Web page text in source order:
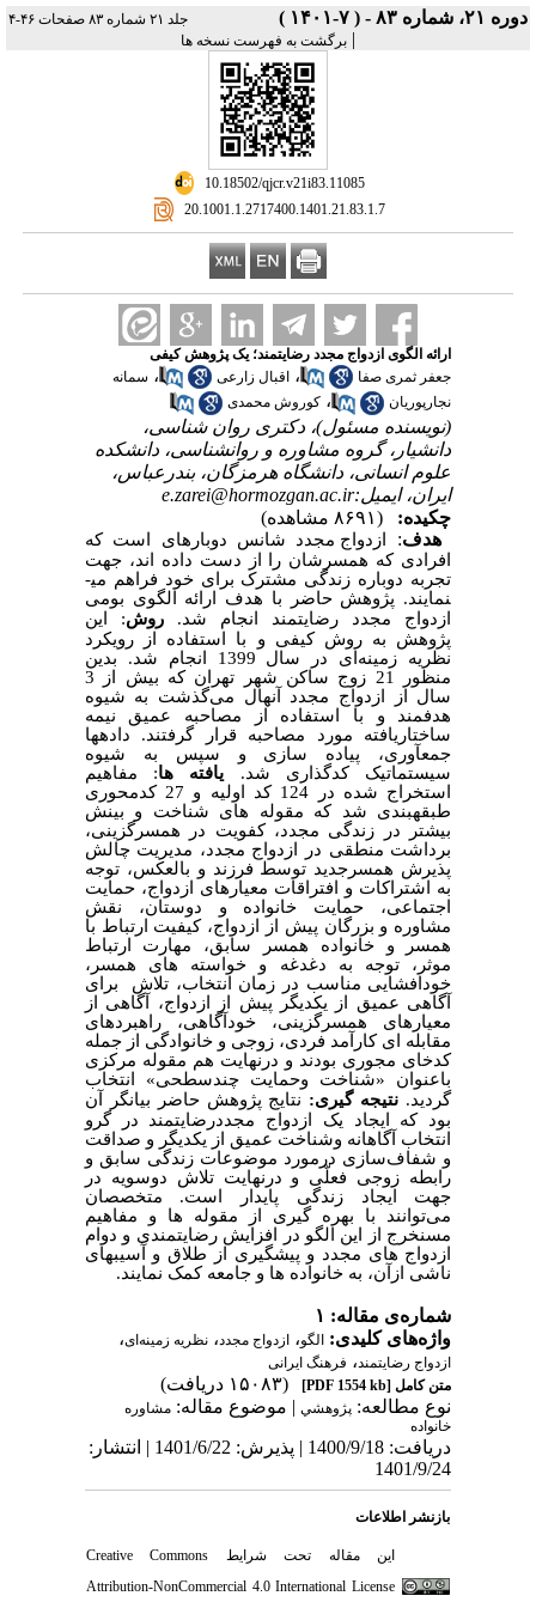
دوره ۲۱، شماره ۸۳ - ( ۷-۱۴۰۱ ) جلد ۲۱ شماره ۸۳ صفحات ۴۶-۴
| برگشت به فهرست نسخه ها
‎ 10.18502/qjcr.v21i83.11085
‎ 20.1001.1.2717400.1401.21.83.1.7
ارائه الگوی ازدواج مجدد رضایتمند؛ یک پژوهش کیفی
جعفر ثمری صفا
، اقبال زارعی ، سمانه
نجارپوریان
، کوروش محمدی
(نویسنده مسئول)، دکتری روان شناسی،
دانشیار، گروه مشاوره و روانشناسی، دانشکده
علوم انسانی، دانشگاه هرمزگان، بندرعباس،
ایران، ایمیل:e.zarei@hormozgan.ac.ir
چکیده:
(۸۶۹۱ مشاهده)
هدف:
ازدواج مجدد شانس دوباره­ای است که
افرادی که همسرشان را از دست داده اند، جهت
تجربه دوباره زندگی مشترک برای خود فراهم می­
نمایند. پژوهش حاضر با هدف ارائه الگوی بومی
ازدواج مجدد رضایتمند انجام شد.
روش: این
پژوهش به روش کیفی و با استفاده از رویکرد
نظریه زمینه‌ای در سال 1399 انجام شد. بدین
منظور 21 زوج ساکن شهر تهران که بیش از 3
سال از ازدواج مجدد آنهال می‌گذشت به شیوه
هدفمند و با استفاده از مصاحبه عمیق نیمه
ساختاریافته مورد مصاحبه قرار گرفتند. داده­ها
جمع­آوری، پیاده سازی و سپس به شیوه
سیستماتیک کدگذاری شد. یافته ها: مفاهیم
استخراج شده در 124 کد اولیه و 27 کدمحوری
طبقه­بندی شد که مقوله های شناخت و بینش
بیشتر در زندگی مجدد، کفویت در همسرگزینی،
برداشت منطقی در ازدواج مجدد، مدیریت چالش
پذیرش همسرجدید توسط فرزند و بالعکس، توجه
به اشتراکات و افتراقات معیارهای ازدواج، حمایت
اجتماعی، حمایت خانواده و دوستان، نقش
مشاوره و بزرگان پیش از ازدواج، کیفیت ارتباط با
همسر و خانواده همسر سابق، مهارت ارتباط
موثر، توجه به دغدغه و خواسته های همسر،
خودافشایی مناسب در زمان انتخاب، تلاش برای
آگاهی عمیق از یکدیگر پیش از ازدواج، آگاهی از
معیارهای همسرگزینی، خودآگاهی، راهبردهای
مقابله ای کارآمد فردی، زوجی و خانوادگی از جمله
کدخای مجوری بودند و درنهایت هم مقوله مرکزی
باعنوان «شناخت وحمایت چندسطحی» انتخاب
گردید. نتیجه گیری: نتایج پژوهش حاضر بیانگر آن
بود که ایجاد یک ازدواج مجددرضایتمند در گرو
انتخاب آگاهانه وشناخت عمیق از یکدیگر و صداقت
و شفاف‌سازی درمورد موضوعات زندگی سابق و
رابطه زوجی فعلّی و درنهایت تلاش دوسویه در
جهت ایجاد زندگی پایدار است. متخصصان
می‌توانند با بهره گیری از مقوله ها و مفاهیم
مسنخرج از این الگو در افزایش رضایتمندی و دوام
ازدواج های مجدد و پیشگیری از طلاق و آسیب­های
ناشی ازآن، به خانواده ها و جامعه کمک نمایند.
شماره‌ی مقاله: ۱
واژه‌های کلیدی: الگو، ازدواج مجدد ، نظریه زمینه‌ای،
ازدواج رضایتمند ، فرهنگ ایرانی
متن کامل [PDF 1554 kb]
(۱۵۰۸۳ دریافت)
نوع مطالعه: پژوهشي| موضوع مقاله: مشاوره
خانواده
دریافت: 1400/9/18 | پذیرش: 1401/6/22 | انتشار:
1401/9/24
بازنشر اطلاعات
این مقاله تحت شرایط Creative Commons
Attribution-NonCommercial 4.0 International License